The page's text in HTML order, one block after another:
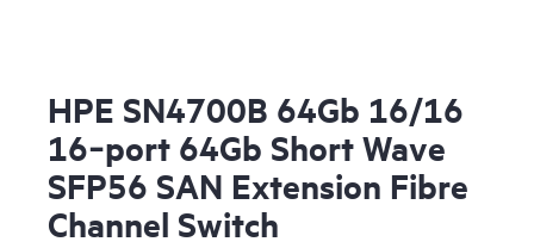
HPE SN4700B 64Gb 16/16
16‑port 64Gb Short Wave
SFP56 SAN Extension Fibre
Channel Switch